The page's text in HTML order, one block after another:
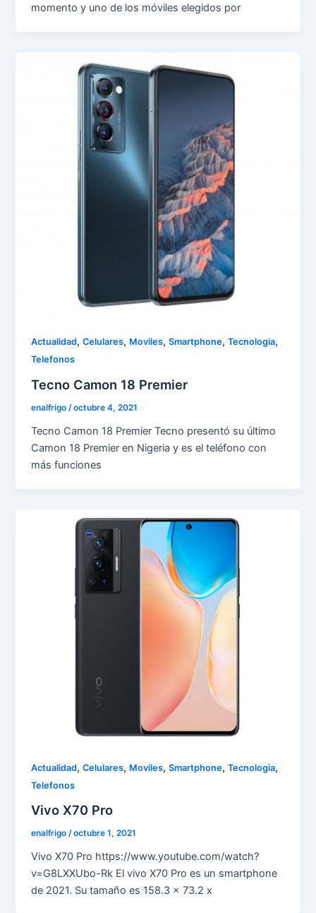
momento y uno de los móviles elegidos por
Actualidad,Celulares, Moviles,Smartphone,Tecnologia,
Telefonos
Tecno Camon 18 Premier
enalfrigo/octubre 4, 2021
Tecno Camon 18 Premier Tecno presentó su último
Camon 18 Premier en Nigeria y es el teléfono con
más funciones
Actualidad,Celulares, Moviles,Smartphone,Tecnologia,
Telefonos
Vivo X70 Pro
enalfrigo/octubre 1, 2021
Vivo X70 Pro https://www.youtube.com/watch?
v=G8LXXUbo-Rk El vivo X70 Pro es un smartphone
de 2021. Su tamaño es 158.3 x 73.2 x